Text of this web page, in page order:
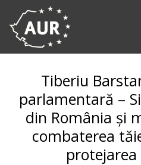
Tiberiu
parlamentară –
din România și
combaterea